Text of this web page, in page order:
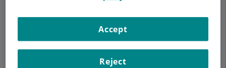
Cirugía para enfermedades
valvulares
Reject
Accept